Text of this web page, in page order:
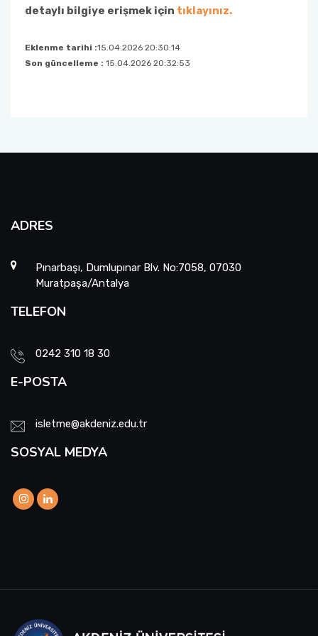
detaylı bilgiye erişmek için tıklayınız.
Eklenme tarihi :15.04.2026 20:30:14
Son güncelleme : 15.04.2026 20:32:53
ADRES
Pınarbaşı, Dumlupınar Blv. No:7058, 07030
Muratpaşa/Antalya
TELEFON
0242 310 18 30
E-POSTA
isletme@akdeniz.edu.tr
SOSYAL MEDYA